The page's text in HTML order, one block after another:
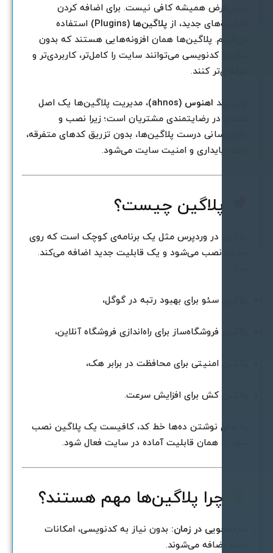
پیش‌فرض همیشه کافی نیست. برای اضافه کردن
قابلیت‌های جدید، ازپلاگین‌ها (Plugins)
استفاده
می‌کنیم. پلاگین‌ها همان افزونه‌هایی هستند که بدون
نیاز به کدنویسی می‌توانند سایت را کامل‌تر، کاربردی‌تر و
حرفه‌ای‌تر کنند.
اهنوس (ahnos)
، مدیریت پلاگین‌ها یک اصل
کلیدی در رضایتمندی مشتریان است؛ زیرا نصب و
به‌روزرسانی درست پلاگین‌ها، بدون تزریق کدهای متفرقه،
باعث پایداری و امنیت سایت می‌شود.
پلاگین چیست؟
پلاگین در وردپرس مثل یک برنامه‌ی کوچک است که روی
سایت نصب می‌شود و یک قابلیت جدید اضافه می‌کند.
پلاگین سئو برای بهبود رتبه در گوگل،
پلاگین فروشگاه‌ساز برای راه‌اندازی فروشگاه آنلاین،
پلاگین امنیتی برای محافظت در برابر هک،
پلاگین کش برای افزایش سرعت.
به جای نوشتن ده‌ها خط کد، کافیست یک پلاگین نصب
شود تا همان قابلیت آماده در سایت فعال شود.
چرا پلاگین‌ها مهم هستند؟
صرفه‌جویی در زمان:بدون نیاز به کدنویسی، امکانات
جدید اضافه می‌شوند.